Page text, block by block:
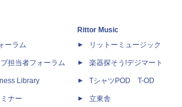
ーラム
担当者フォーラム
Library
ナー
Rittor Music
リットーミュージック
楽器探そう!デジマート
TシャツPOD T-OD
立東舎